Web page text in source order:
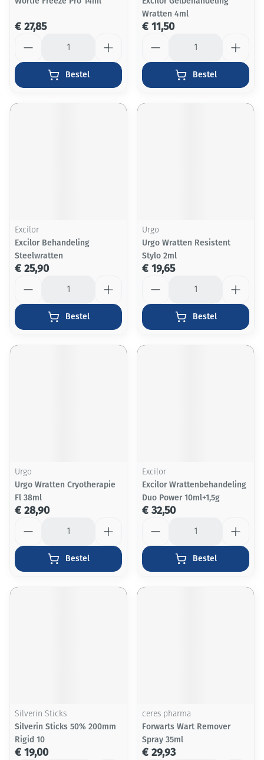
€ 27,85
Bestel
Wratten 4ml
€ 11,50
Bestel
Excilor
Excilor Behandeling
Steelwratten
€ 25,90
Bestel
Urgo
Urgo Wratten Resistent
Stylo 2ml
€ 19,65
Bestel
Urgo
Urgo Wratten Cryotherapie
Fl 38ml
€ 28,90
Bestel
Excilor
Excilor Wrattenbehandeling
Duo Power 10ml+1,5g
€ 32,50
Bestel
Silverin Sticks
Silverin Sticks 50% 200mm
Rigid 10
€ 19,00
ceres pharma
Forwarts Wart Remover
Spray 35ml
€ 29,93